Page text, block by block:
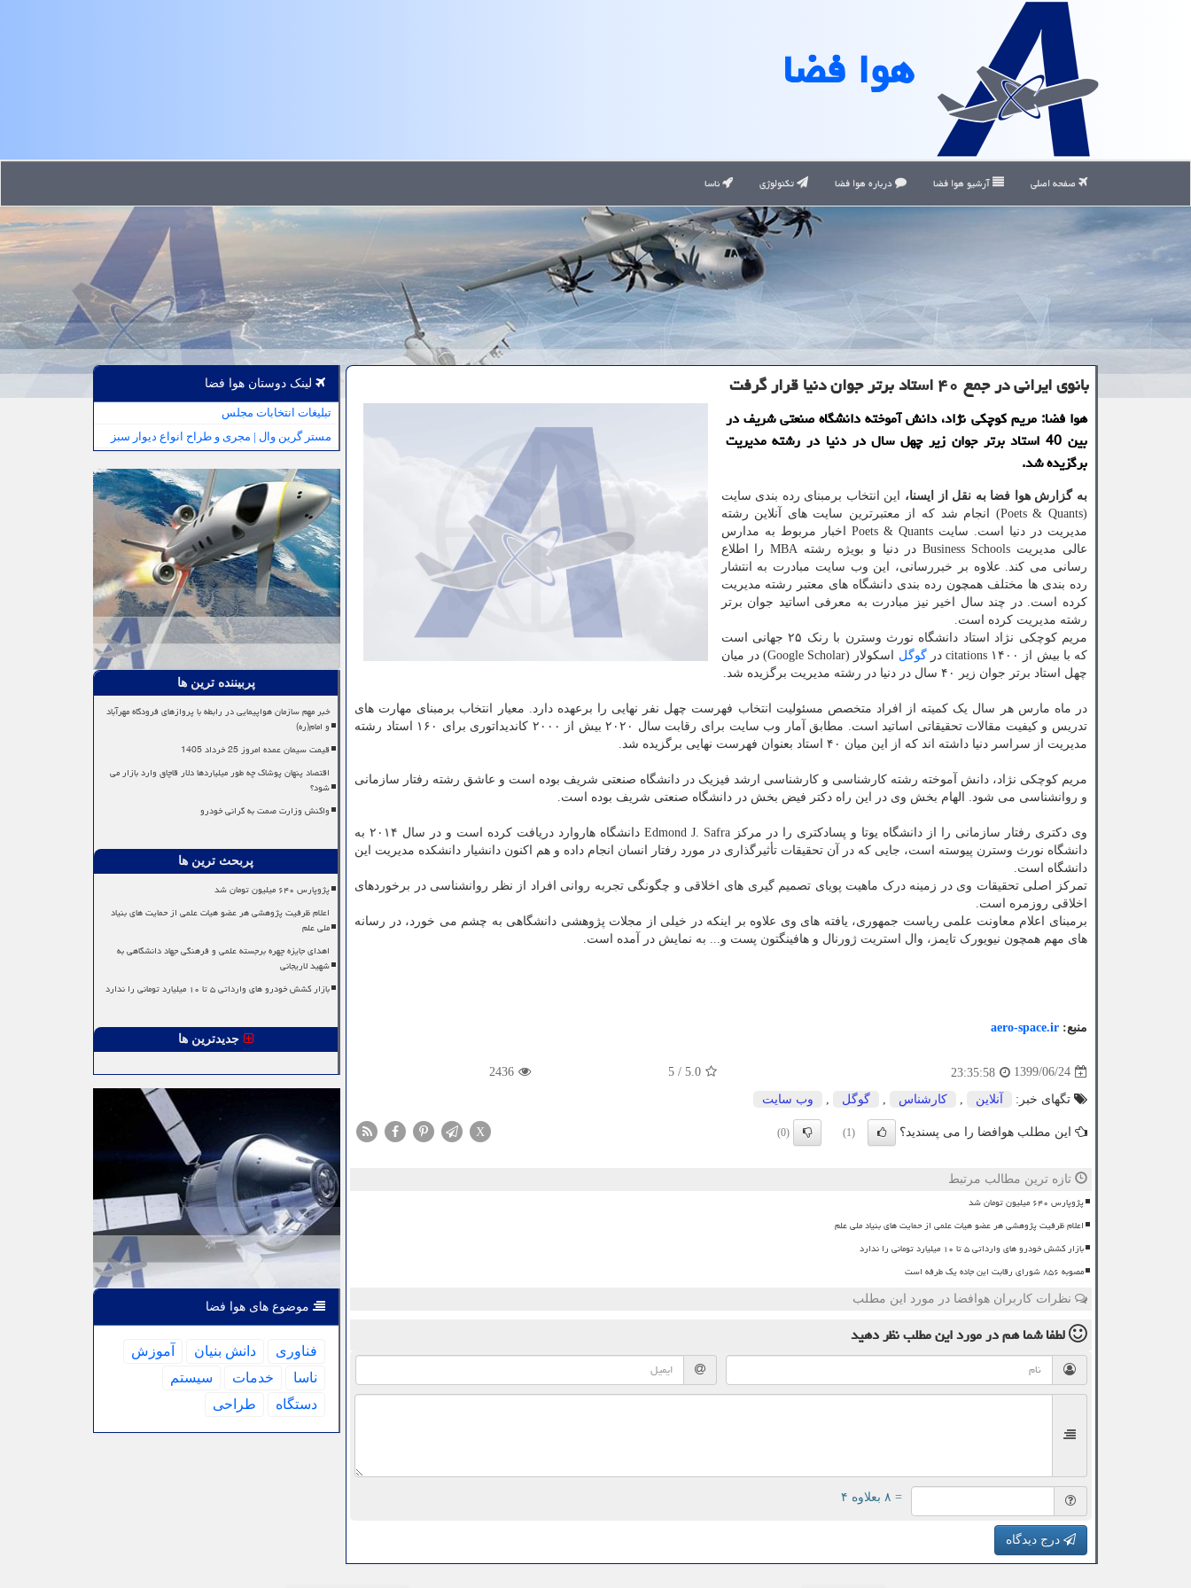
هوا فضا
صفحه اصلی آرشیو هوا فضا درباره هوا فضا تکنولوژی ناسا
بانوی ایرانی در جمع ۴۰ استاد برتر جوان دنیا قرار گرفت
هوا فضا: مریم كوچكی نژاد، دانش آموخته دانشگاه صنعتی شریف در
بین 40 استاد برتر جوان زیر چهل سال در دنیا در رشته مدیریت
برگزیده شد.
به گزارش هوا فضا به نقل از ایسنا،
این انتخاب برمبنای رده بندی سایت
(Poets & Quants) انجام شد که از معتبرترین سایت های آنلاین رشته
مدیریت در دنیا است. سایت Poets & Quants اخبار مربوط به مدارس
عالی مدیریت Business Schools در دنیا و بویژه رشته MBA را اطلاع
رسانی می کند. علاوه بر خبررسانی، این وب سایت مبادرت به انتشار
رده بندی ها مختلف همچون رده بندی دانشگاه های معتبر رشته مدیریت
کرده است. در چند سال اخیر نیز مبادرت به معرفی اساتید جوان برتر
رشته مدیریت کرده است.
مریم کوچکی نژاد استاد دانشگاه نورث وسترن با رنک ۲۵ جهانی است
که با بیش از ۱۴۰۰ citations در
گوگل
اسکولار (Google Scholar) در میان
چهل استاد برتر جوان زیر ۴۰ سال در دنیا در رشته مدیریت برگزیده شد.
در ماه مارس هر سال یک کمیته از افراد متخصص مسئولیت انتخاب فهرست چهل نفر نهایی را برعهده دارد. معیار انتخاب برمبنای مهارت های
تدریس و کیفیت مقالات تحقیقاتی اساتید است. مطابق آمار وب سایت برای رقابت سال ۲۰۲۰ بیش از ۲۰۰۰ کاندیداتوری برای ۱۶۰ استاد رشته
مدیریت از سراسر دنیا داشته اند که از این میان ۴۰ استاد بعنوان فهرست نهایی برگزیده شد.
مریم کوچکی نژاد، دانش آموخته رشته کارشناسی و کارشناسی ارشد فیزیک در دانشگاه صنعتی شریف بوده است و عاشق رشته رفتار سازمانی
و روانشناسی می­ شود. الهام بخش وی در این راه دکتر فیض بخش در دانشگاه صنعتی شریف بوده است.
وی دکتری رفتار سازمانی را از دانشگاه یوتا و پسادکتری را در مرکز Edmond J. Safra دانشگاه هاروارد دریافت کرده است و در سال ۲۰۱۴ به
دانشگاه نورث وسترن پیوسته است، جایی که در آن تحقیقات تأثیرگذاری در مورد رفتار انسان انجام داده و هم اکنون دانشیار دانشکده مدیریت این
دانشگاه است.
تمرکز اصلی تحقیقات وی در زمینه درک ماهیت پویای تصمیم گیری های اخلاقی و چگونگی تجربه روانی افراد از نظر روانشناسی در برخوردهای
اخلاقی روزمره است.
برمبنای اعلام معاونت علمی ریاست جمهوری، یافته های وی علاوه بر اینکه در خیلی از مجلات پژوهشی دانشگاهی به چشم می خورد، در رسانه
های مهم همچون نیویورک تایمز، وال استریت ژورنال و هافینگتون پست و... به نمایش در آمده است.
منبع: aero-space.ir
1399/06/24
23:35:58
5.0
/
5
2436
تگهای خبر: آنلاین كارشناس گوگل وب سایت
این مطلب هوافضا را می پسندید؟ (1)
(0)
X
تازه ترین مطالب مرتبط
پژوپارس ۶۴۰ میلیون تومان شد
اعلام ظرفیت پژوهشی هر عضو هیات علمی از حمایت های بنیاد ملی علم
بازار کشش خودرو های وارداتی ۵ تا ۱۰ میلیارد تومانی را ندارد
مصوبه ۸۵۶ شورای رقابت این جاده یک طرفه است
نظرات کاربران هوافضا در مورد این مطلب
لطفا شما همدر مورد این مطلبنظر دهید
= ۸ بعلاوه ۴
درج دیدگاه
لینک دوستان هوا فضا
تبلیغات انتخابات مجلس
مستر گرین وال | مجری و طراح انواع دیوار سبز
پربیننده ترین ها
خبر مهم سازمان هواپیمایی در رابطه با پروازهای فرودگاه مهرآباد
و امام(ره)
قیمت سیمان عمده امروز 25 خرداد 1405
اقتصاد پنهان پوشاک چه طور میلیاردها دلار قاچاق وارد بازار می
شود؟
واکنش وزارت صمت به گرانی خودرو
پربحث ترین ها
پژوپارس ۶۴۰ میلیون تومان شد
اعلام ظرفیت پژوهشی هر عضو هیات علمی از حمایت های بنیاد
ملی علم
اهدای جایزه چهره برجسته علمی و فرهنگی جهاد دانشگاهی به
شهید لاریجانی
بازار کشش خودرو های وارداتی ۵ تا ۱۰ میلیارد تومانی را ندارد
جدیدترین ها
موضوع های هوا فضا
فناوری دانش بنیان
آموزش
ناسا
خدمات
سیستم
دستگاه
طراحی